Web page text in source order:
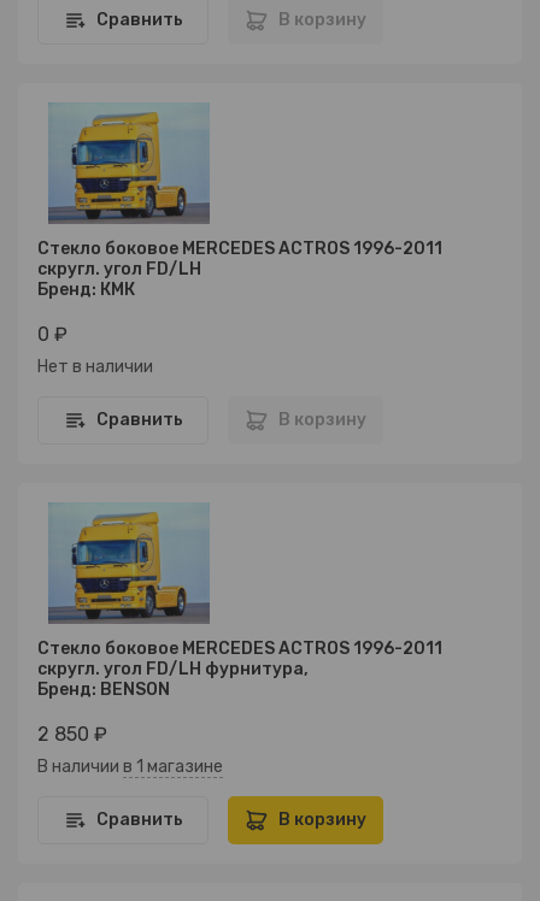
Сравнить В корзину
Стекло боковое MERCEDES ACTROS 1996-2011
скругл. угол FD/LH
Бренд: КМК
0 ₽
Нет в наличии
Сравнить В корзину
Стекло боковое MERCEDES ACTROS 1996-2011
скругл. угол FD/LH фурнитура,
Бренд: BENSON
2 850 ₽
В наличии в 1 магазине
Сравнить В корзину